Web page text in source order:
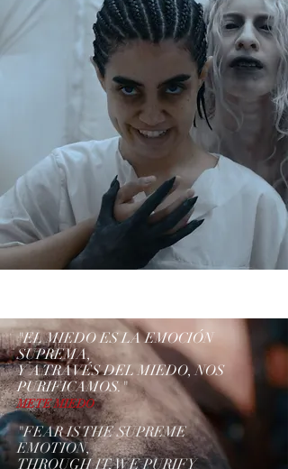
"EL MIEDO ES LA EMOCIÓN
SUPREMA,
Y A TRAVÉS DEL MIEDO, NOS
PURIFICAMOS."
METE MIEDO
"FEAR IS THE SUPREME
EMOTION,
THROUGH IT, WE PURIFY